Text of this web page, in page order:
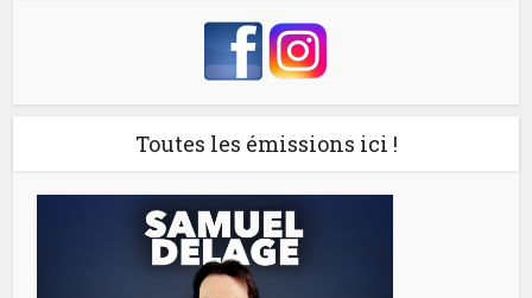
Toutes les émissions ici !